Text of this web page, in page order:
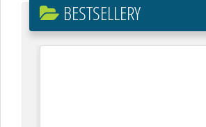
BESTSELLERY